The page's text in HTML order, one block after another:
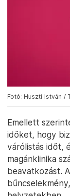
Fotó: Huszti István /
Emellett
időket, hogy
várólistás időt,
magánklinika
beavatkozást.